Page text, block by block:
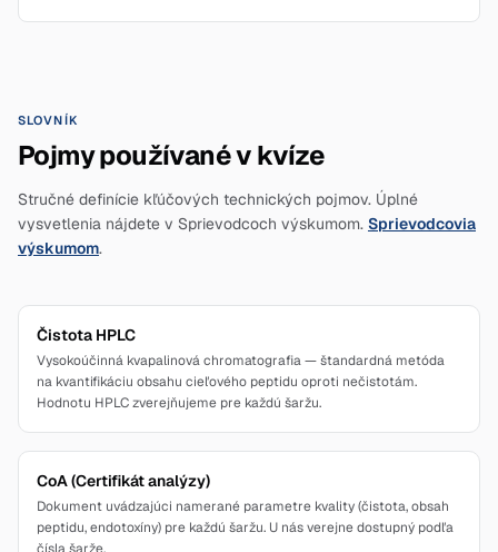
SLOVNÍK
Pojmy používané v kvíze
Stručné definície kľúčových technických pojmov. Úplné
vysvetlenia nájdete v Sprievodcoch výskumom. Sprievodcovia
výskumom.
Čistota HPLC
Vysokoúčinná kvapalinová chromatografia — štandardná metóda
na kvantifikáciu obsahu cieľového peptidu oproti nečistotám.
Hodnotu HPLC zverejňujeme pre každú šaržu.
CoA (Certifikát analýzy)
Dokument uvádzajúci namerané parametre kvality (čistota, obsah
peptidu, endotoxíny) pre každú šaržu. U nás verejne dostupný podľa